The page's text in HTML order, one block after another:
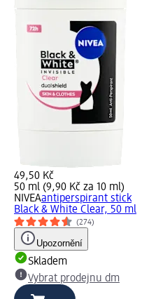
49,50 Kč
50 ml (9,90 Kč za 10 ml)
NIVEAantiperspirant stick
Black & White Clear, 50 ml
(274)
Upozornění
Skladem
Vybrat prodejnu dm